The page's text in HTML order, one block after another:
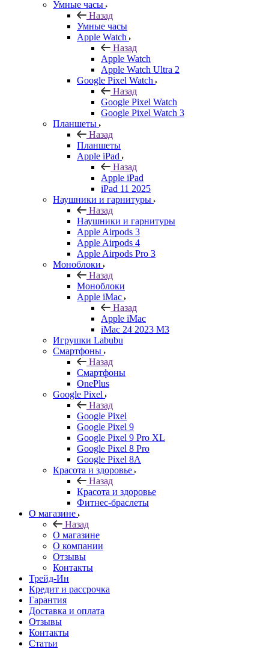
Умные часы
Назад
Умные часы
Apple Watch
Назад
Apple Watch
Apple Watch Ultra 2
Google Pixel Watch
Назад
Google Pixel Watch
Google Pixel Watch 3
Планшеты
Назад
Планшеты
Apple iPad
Назад
Apple iPad
iPad 11 2025
Наушники и гарнитуры
Назад
Наушники и гарнитуры
Apple Airpods 3
Apple Airpods 4
Apple Airpods Pro 3
Моноблоки
Назад
Моноблоки
Apple iMac
Назад
Apple iMac
iMac 24 2023 M3
Игрушки Labubu
Смартфоны
Назад
Смартфоны
OnePlus
Google Pixel
Назад
Google Pixel
Google Pixel 9
Google Pixel 9 Pro XL
Google Pixel 8 Pro
Google Pixel 8A
Красота и здоровье
Назад
Красота и здоровье
Фитнес-браслеты
О магазине
Назад
О магазине
О компании
Отзывы
Контакты
Трейд-Ин
Кредит и рассрочка
Гарантия
Доставка и оплата
Отзывы
Контакты
Статьи